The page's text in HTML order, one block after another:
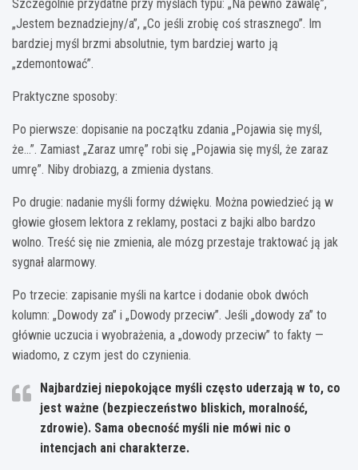
Szczególnie przydatne przy myślach typu: „Na pewno zawalę”,
„Jestem beznadziejny/a”, „Co jeśli zrobię coś strasznego”. Im
bardziej myśl brzmi absolutnie, tym bardziej warto ją
„zdemontować”.
Praktyczne sposoby:
Po pierwsze: dopisanie na początku zdania „Pojawia się myśl,
że…”. Zamiast „Zaraz umrę” robi się „Pojawia się myśl, że zaraz
umrę”. Niby drobiazg, a zmienia dystans.
Po drugie: nadanie myśli formy dźwięku. Można powiedzieć ją w
głowie głosem lektora z reklamy, postaci z bajki albo bardzo
wolno. Treść się nie zmienia, ale mózg przestaje traktować ją jak
sygnał alarmowy.
Po trzecie: zapisanie myśli na kartce i dodanie obok dwóch
kolumn: „Dowody za” i „Dowody przeciw”. Jeśli „dowody za” to
głównie uczucia i wyobrażenia, a „dowody przeciw” to fakty —
wiadomo, z czym jest do czynienia.
Najbardziej niepokojące myśli często uderzają w to, co
jest ważne (bezpieczeństwo bliskich, moralność,
zdrowie). Sama obecność myśli nie mówi nic o
intencjach ani charakterze.